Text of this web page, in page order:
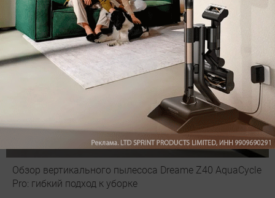
Обзор вертикального пылесоса Dreame Z40 AquaCycle
Pro: гибкий подход к уборке